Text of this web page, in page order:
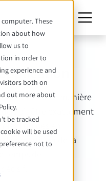
These
about how
us to
in order to
experience and
both on
out more about
be tracked
will be used
not to
et validés de manière
doit être exactement
les liquides en
la répartition de la
de